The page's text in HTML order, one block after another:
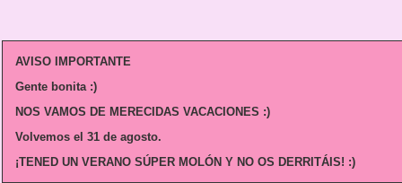
AVISO IMPORTANTE
Gente bonita :)
NOS VAMOS DE MERECIDAS VACACIONES :)
Volvemos el 31 de agosto.
¡TENED UN VERANO SÚPER MOLÓN Y NO OS DERRITÁIS! :)